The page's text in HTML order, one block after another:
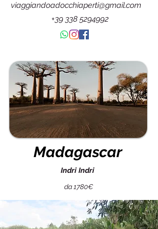
viaggiandoadocchiaperti@gmail.com
+39 338 5294992
Madagascar
Indri Indri
da 1780€